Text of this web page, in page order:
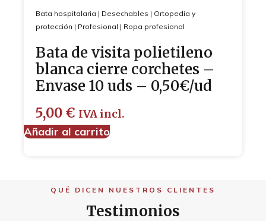
Bata hospitalaria | Desechables | Ortopedia y
protección | Profesional | Ropa profesional
Bata de visita polietileno
blanca cierre corchetes –
Envase 10 uds – 0,50€/ud
5,00 € IVA incl.
Añadir al carrito
QUÉ DICEN NUESTROS CLIENTES
Testimonios